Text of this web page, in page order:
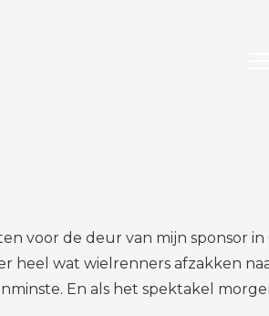
voor de deur van mijn sponsor
heel wat wielrenners afzakken
En als het spektakel